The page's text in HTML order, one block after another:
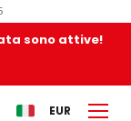
sono attive!
EUR